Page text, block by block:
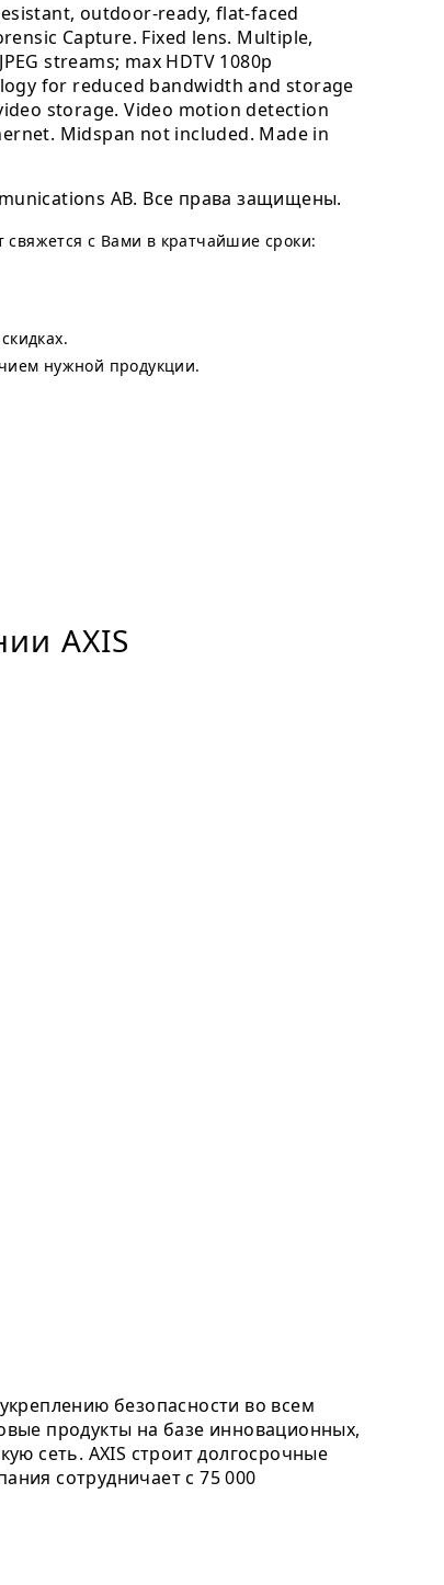
outdoor-ready, flat-faced
Capture. Fixed lens. Multiple,
streams; max HDTV 1080p
for reduced bandwidth and storage
storage. Video motion detection
Midspan not included. Made in
AB. Все права защищены.
свяжется с Вами в кратчайшие сроки:
нужной продукции.
AXIS
безопасности во всем
продукты на базе инновационных,
сеть. AXIS строит долгосрочные
сотрудничает с 75 000